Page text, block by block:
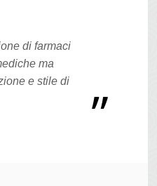
di farmaci
ma
e stile di